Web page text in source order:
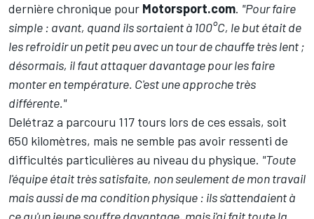
dernière chronique pour Motorsport.com. "Pour faire
simple : avant, quand ils sortaient à 100°C, le but était de
les refroidir un petit peu avec un tour de chauffe très lent ;
désormais, il faut attaquer davantage pour les faire
monter en température. C'est une approche très
différente."
Delétraz a parcouru 117 tours lors de ces essais, soit
650 kilomètres, mais ne semble pas avoir ressenti de
difficultés particulières au niveau du physique. "Toute
l'équipe était très satisfaite, non seulement de mon travail
mais aussi de ma condition physique : ils s'attendaient à